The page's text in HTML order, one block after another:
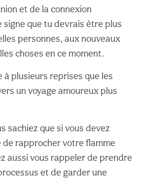
et de la connexion
signe que tu devrais être plus
personnes, aux nouveaux
choses en ce moment.
à plusieurs reprises que les
un voyage amoureux plus
sachiez que si vous devez
de rapprocher votre flamme
aussi vous rappeler de prendre
et de garder une